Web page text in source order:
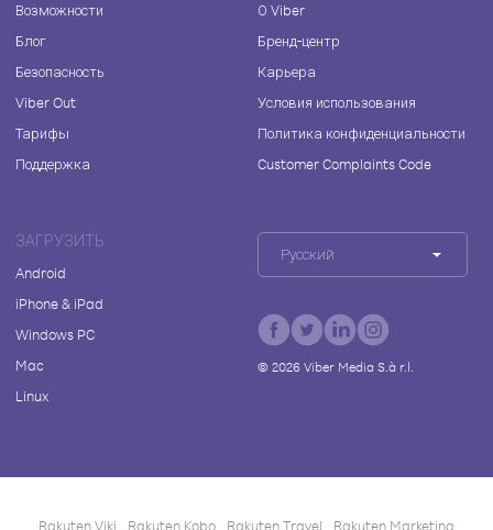
Возможности
Блог
Безопасность
Viber Out
Тарифы
Поддержка
О Viber
Бренд-центр
Карьера
Условия использования
Политика конфиденциальности
Customer Complaints Code
ЗАГРУЗИТЬ
Android
iPhone & iPad
Windows PC
Mac
Linux
Русский
© 2026Viber Media S.à r.l.
Rakuten Viki Rakuten Kobo Rakuten Travel Rakuten Marketing